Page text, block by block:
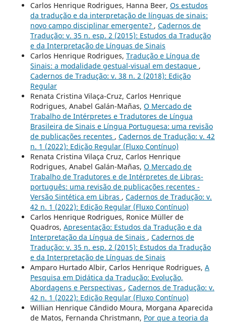
Carlos Henrique Rodrigues, Hanna Beer, Os estudos
da tradução e da interpretação de línguas de sinais:
novo campo disciplinar emergente? , Cadernos de
Tradução: v. 35 n. esp. 2 (2015): Estudos da Tradução
e da Interpretação de Línguas de Sinais
Carlos Henrique Rodrigues, Tradução e Língua de
Sinais: a modalidade gestual-visual em destaque ,
Cadernos de Tradução: v. 38 n. 2 (2018): Edição
Regular
Renata Cristina Vilaça-Cruz, Carlos Henrique
Rodrigues, Anabel Galán-Mañas, O Mercado de
Trabalho de Intérpretes e Tradutores de Língua
Brasileira de Sinais e Língua Portuguesa: uma revisão
de publicações recentes , Cadernos de Tradução: v. 42
n. 1 (2022): Edição Regular (Fluxo Contínuo)
Renata Cristina Vilaça Cruz, Carlos Henrique
Rodrigues, Anabel Galán-Mañas, O Mercado de
Trabalho de Tradutores e de Intérpretes de Libras-
português: uma revisão de publicações recentes -
Versão Sintética em Libras , Cadernos de Tradução: v.
42 n. 1 (2022): Edição Regular (Fluxo Contínuo)
Carlos Henrique Rodrigues, Ronice Müller de
Quadros, Apresentação: Estudos da Tradução e da
Interpretação da Língua de Sinais , Cadernos de
Tradução: v. 35 n. esp. 2 (2015): Estudos da Tradução
e da Interpretação de Línguas de Sinais
Amparo Hurtado Albir, Carlos Henrique Rodrigues, A
Pesquisa em Didática da Tradução: Evolução,
Abordagens e Perspectivas , Cadernos de Tradução: v.
42 n. 1 (2022): Edição Regular (Fluxo Contínuo)
Willian Henrique Cândido Moura, Morgana Aparecida
de Matos, Fernanda Christmann, Por que a teoria da